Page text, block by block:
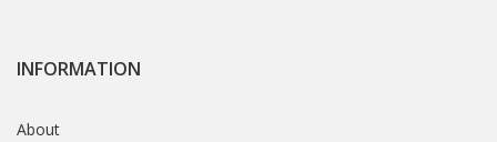
INFORMATION
About